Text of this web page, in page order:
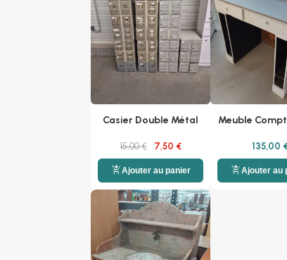
Casier Double Métal
15,00 € 7,50 €
add_shopping_cartAjouter au panier
Meuble
135,00
add_shopping_cartAjouter au